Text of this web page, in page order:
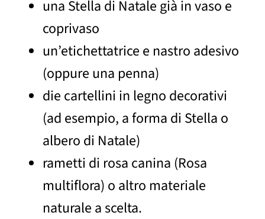
una Stella di Natale già in vaso e
coprivaso
un’etichettatrice e nastro adesivo
(oppure una penna)
die cartellini in legno decorativi
(ad esempio, a forma di Stella o
albero di Natale)
rametti di rosa canina (Rosa
multiflora) o altro materiale
naturale a scelta.